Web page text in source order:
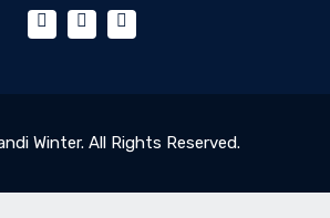
Winter. All Rights Reserved.